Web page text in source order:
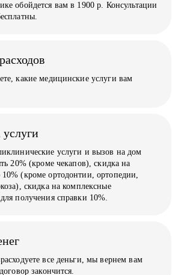
обойдется вам в 1900 р. Консультации
какие медицинские услуги вам
услуги и вызов на дом
20% (кроме чекапов), скидка на
10% (кроме ортодонтии, ортопедии,
скидка на комплексные
получения справки 10%.
все деньги, мы вернем вам
закончится.